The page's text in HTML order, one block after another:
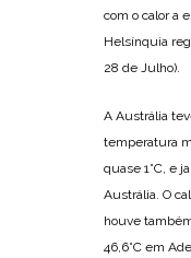
com o calor a
Helsínquia
28 de Julho).
A Austrália
temperatura
quase 1°C, e
Austrália. O
houve
46,6°C em